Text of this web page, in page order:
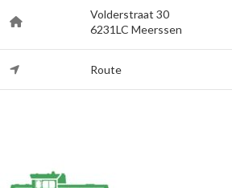
Volderstraat 30
6231LC Meerssen
Route